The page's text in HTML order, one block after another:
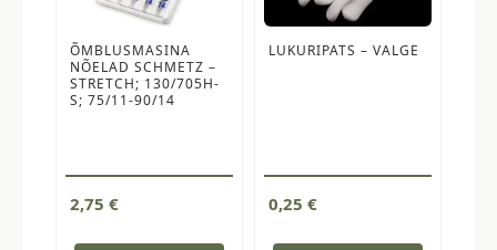
ÕMBLUSMASINA
NÕELAD SCHMETZ –
STRETCH; 130/705H-
S; 75/11-90/14
2,75 €
LUKURIPATS – VALGE
0,25 €